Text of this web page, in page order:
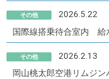
その他
2026.5.22
国際線搭乗待合室内 給
その他
2026.2.13
岡山桃太郎空港リムジ